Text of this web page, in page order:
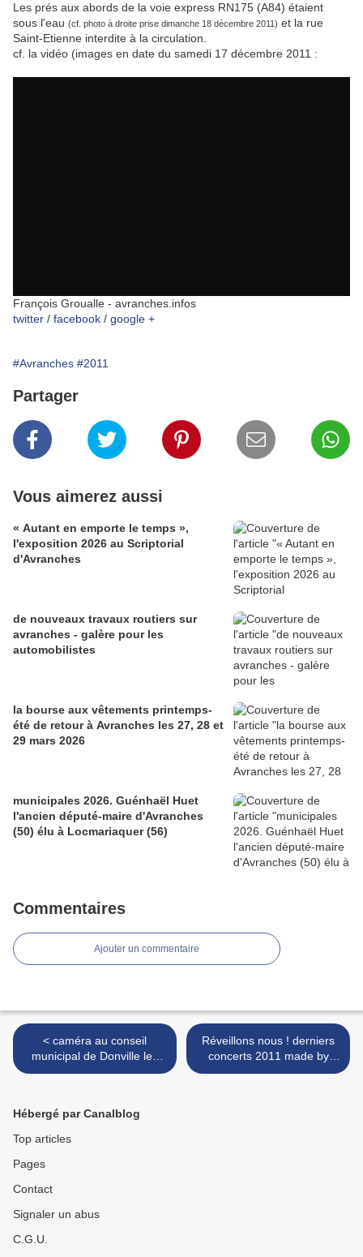
Les prés aux abords de la voie express RN175 (A84) étaient
sous l'eau (cf. photo à droite prise dimanche 18 décembre 2011) et la rue
Saint-Etienne interdite à la circulation.
cf. la vidéo (images en date du samedi 17 décembre 2011 :
François Groualle - avranches.infos
twitter / facebook / google +
#Avranches #2011
Partager
Vous aimerez aussi
« Autant en emporte le temps »,
l'exposition 2026 au Scriptorial
d'Avranches
de nouveaux travaux routiers sur
avranches - galère pour les
automobilistes
la bourse aux vêtements printemps-
été de retour à Avranches les 27, 28 et
29 mars 2026
municipales 2026. Guénhaël Huet
l'ancien député-maire d'Avranches
(50) élu à Locmariaquer (56)
Commentaires
Ajouter un commentaire
< caméra au conseil
municipal de Donville les
Bains (50) : le maire lève la
Réveillons nous ! derniers
concerts 2011 made by
CDLN >
Hébergé par Canalblog
Top articles
Pages
Contact
Signaler un abus
C.G.U.